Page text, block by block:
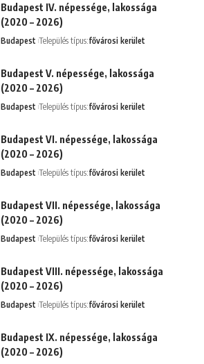
Budapest IV. népessége, lakossága
(2020 – 2026)
Budapest Település típus:fővárosi kerület
Budapest V. népessége, lakossága
(2020 – 2026)
Budapest Település típus:fővárosi kerület
Budapest VI. népessége, lakossága
(2020 – 2026)
Budapest Település típus:fővárosi kerület
Budapest VII. népessége, lakossága
(2020 – 2026)
Budapest Település típus:fővárosi kerület
Budapest VIII. népessége, lakossága
(2020 – 2026)
Budapest Település típus:fővárosi kerület
Budapest IX. népessége, lakossága
(2020 – 2026)